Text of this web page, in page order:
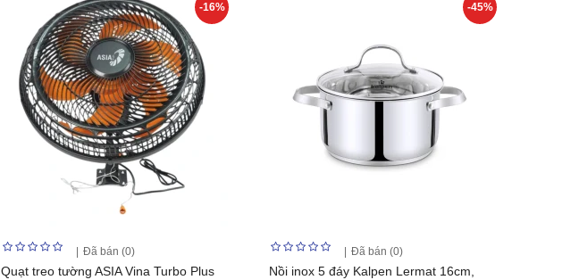
-16%
Đã bán (0)
Quạt treo tường ASIA Vina Turbo Plus
-45%
Đã bán (0)
Nồi inox 5 đáy Kalpen Lermat 16cm,